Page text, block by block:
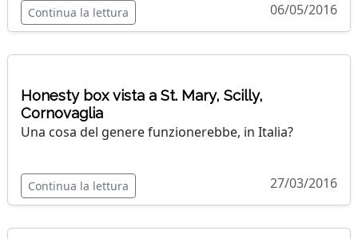
Continua la lettura 06/05/2016
Honesty box vista a St. Mary, Scilly,
Cornovaglia
Una cosa del genere funzionerebbe, in Italia?
Continua la lettura 27/03/2016